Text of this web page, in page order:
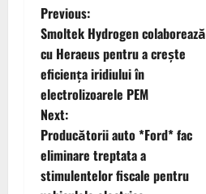
P
o
s
t
n
Previous:
Smoltek Hydrogen colaborează
cu Heraeus pentru a crește
eficiența iridiului în
electrolizoarele PEM
Next:
Producătorii auto *Ford* fac
eliminare treptata a
stimulentelor fiscale pentru